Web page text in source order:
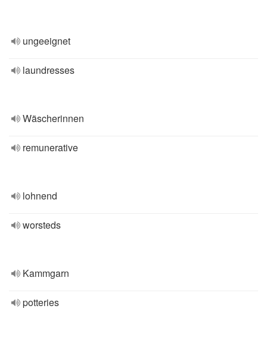
ungeeignet
laundresses
Wäscherinnen
remunerative
lohnend
worsteds
Kammgarn
potteries